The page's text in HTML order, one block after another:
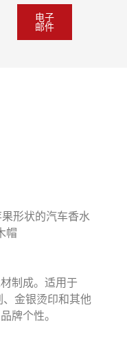
电子
邮件
形状的汽车香水
帽
制成。适用于
金银烫印和其他
牌个性。